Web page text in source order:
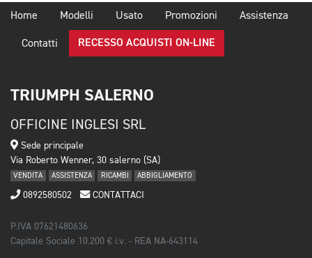
Home Modelli Usato Promozioni Assistenza
Contatti RECESSO ACQUISTI ON-LINE
TRIUMPH SALERNO
OFFICINE INGLESI SRL
Sede principale
Via Roberto Wenner, 30 salerno (SA)
VENDITA ASSISTENZA RICAMBI ABBIGLIAMENTO
0892580502 CONTATTACI
P.IVA 07621480636
Capitale Sociale 10.200 € i.v. - REA NA-643114